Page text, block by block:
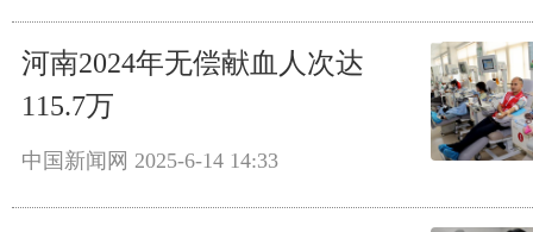
河南2024年无偿献血人次达
115.7万
中国新闻网 2025-6-14 14:33